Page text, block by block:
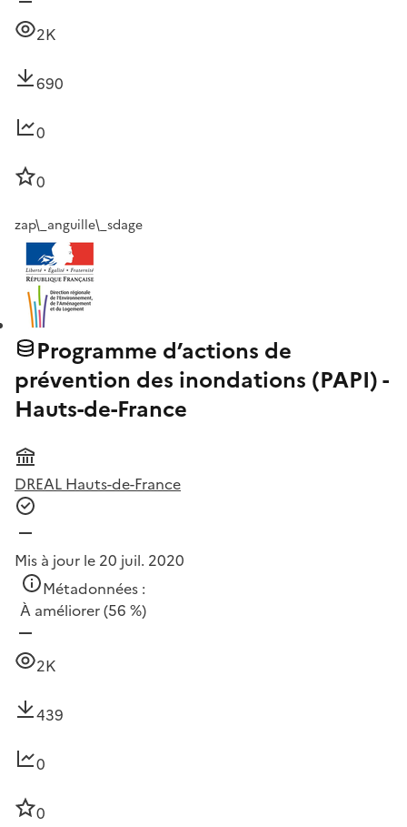
2K
690
0
0
zap\_anguille\_sdage
Programme d’actions de
prévention des inondations (PAPI) -
Hauts-de-France
DREAL Hauts-de-France
Mis à jour le 20 juil. 2020
Métadonnées :
À améliorer(56 %)
2K
439
0
0